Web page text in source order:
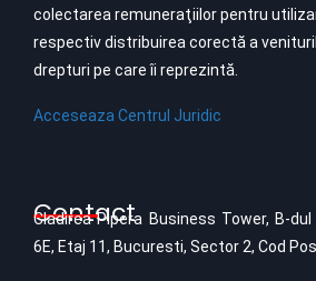
colectarea remuneraţiilor pentru
respectiv distribuirea corectă a
drepturi pe care îi reprezintă.
Acceseaza Centrul Juridic
Contact
Cladirea Pipera Business Tower, B-
6E, Etaj 11, Bucuresti, Sector 2, Cod